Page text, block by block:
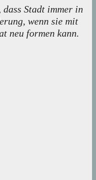
Stadt immer in
wenn sie mit
neu formen kann.